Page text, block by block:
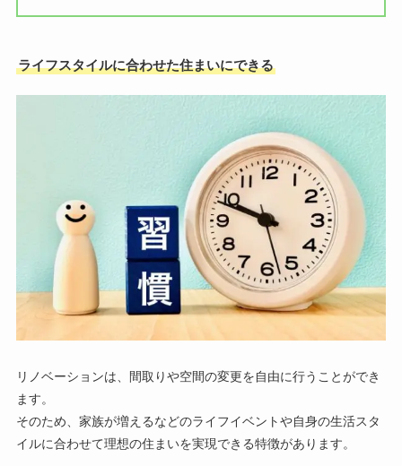
ライフスタイルに合わせた住まいにできる
リノベーションは、間取りや空間の変更を自由に行うことができ
ます。
そのため、家族が増えるなどのライフイベントや自身の生活スタ
イルに合わせて理想の住まいを実現できる特徴があります。